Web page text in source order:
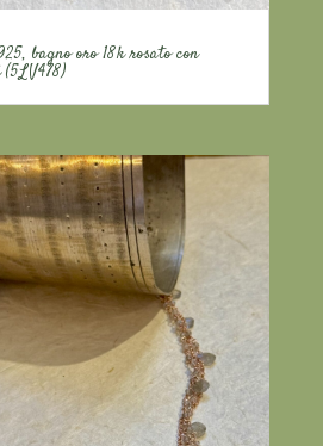
bagno oro 18k rosato con